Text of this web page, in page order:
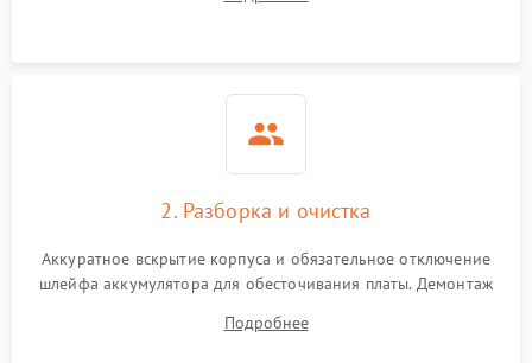
лабораторного блока питания для локализации проблемы.
2. Разборка и очистка
Аккуратное вскрытие корпуса и обязательное отключение
шлейфа аккумулятора для обесточивания платы. Демонтаж
высохшей термопасты с кристаллов чипов.
Подробнее